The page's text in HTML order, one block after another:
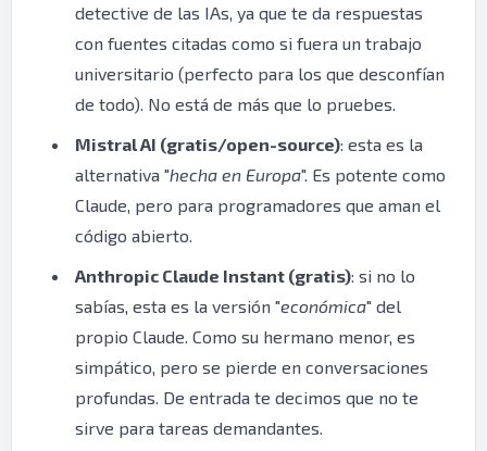
detective de las IAs, ya que te da respuestas
con fuentes citadas como si fuera un trabajo
universitario (perfecto para los que desconfían
de todo). No está de más que lo pruebes.
Mistral AI (gratis/open-source): esta es la
alternativa "hecha en Europa". Es potente como
Claude, pero para programadores que aman el
código abierto.
Anthropic Claude Instant (gratis): si no lo
sabías, esta es la versión "económica" del
propio Claude. Como su hermano menor, es
simpático, pero se pierde en conversaciones
profundas. De entrada te decimos que no te
sirve para tareas demandantes.